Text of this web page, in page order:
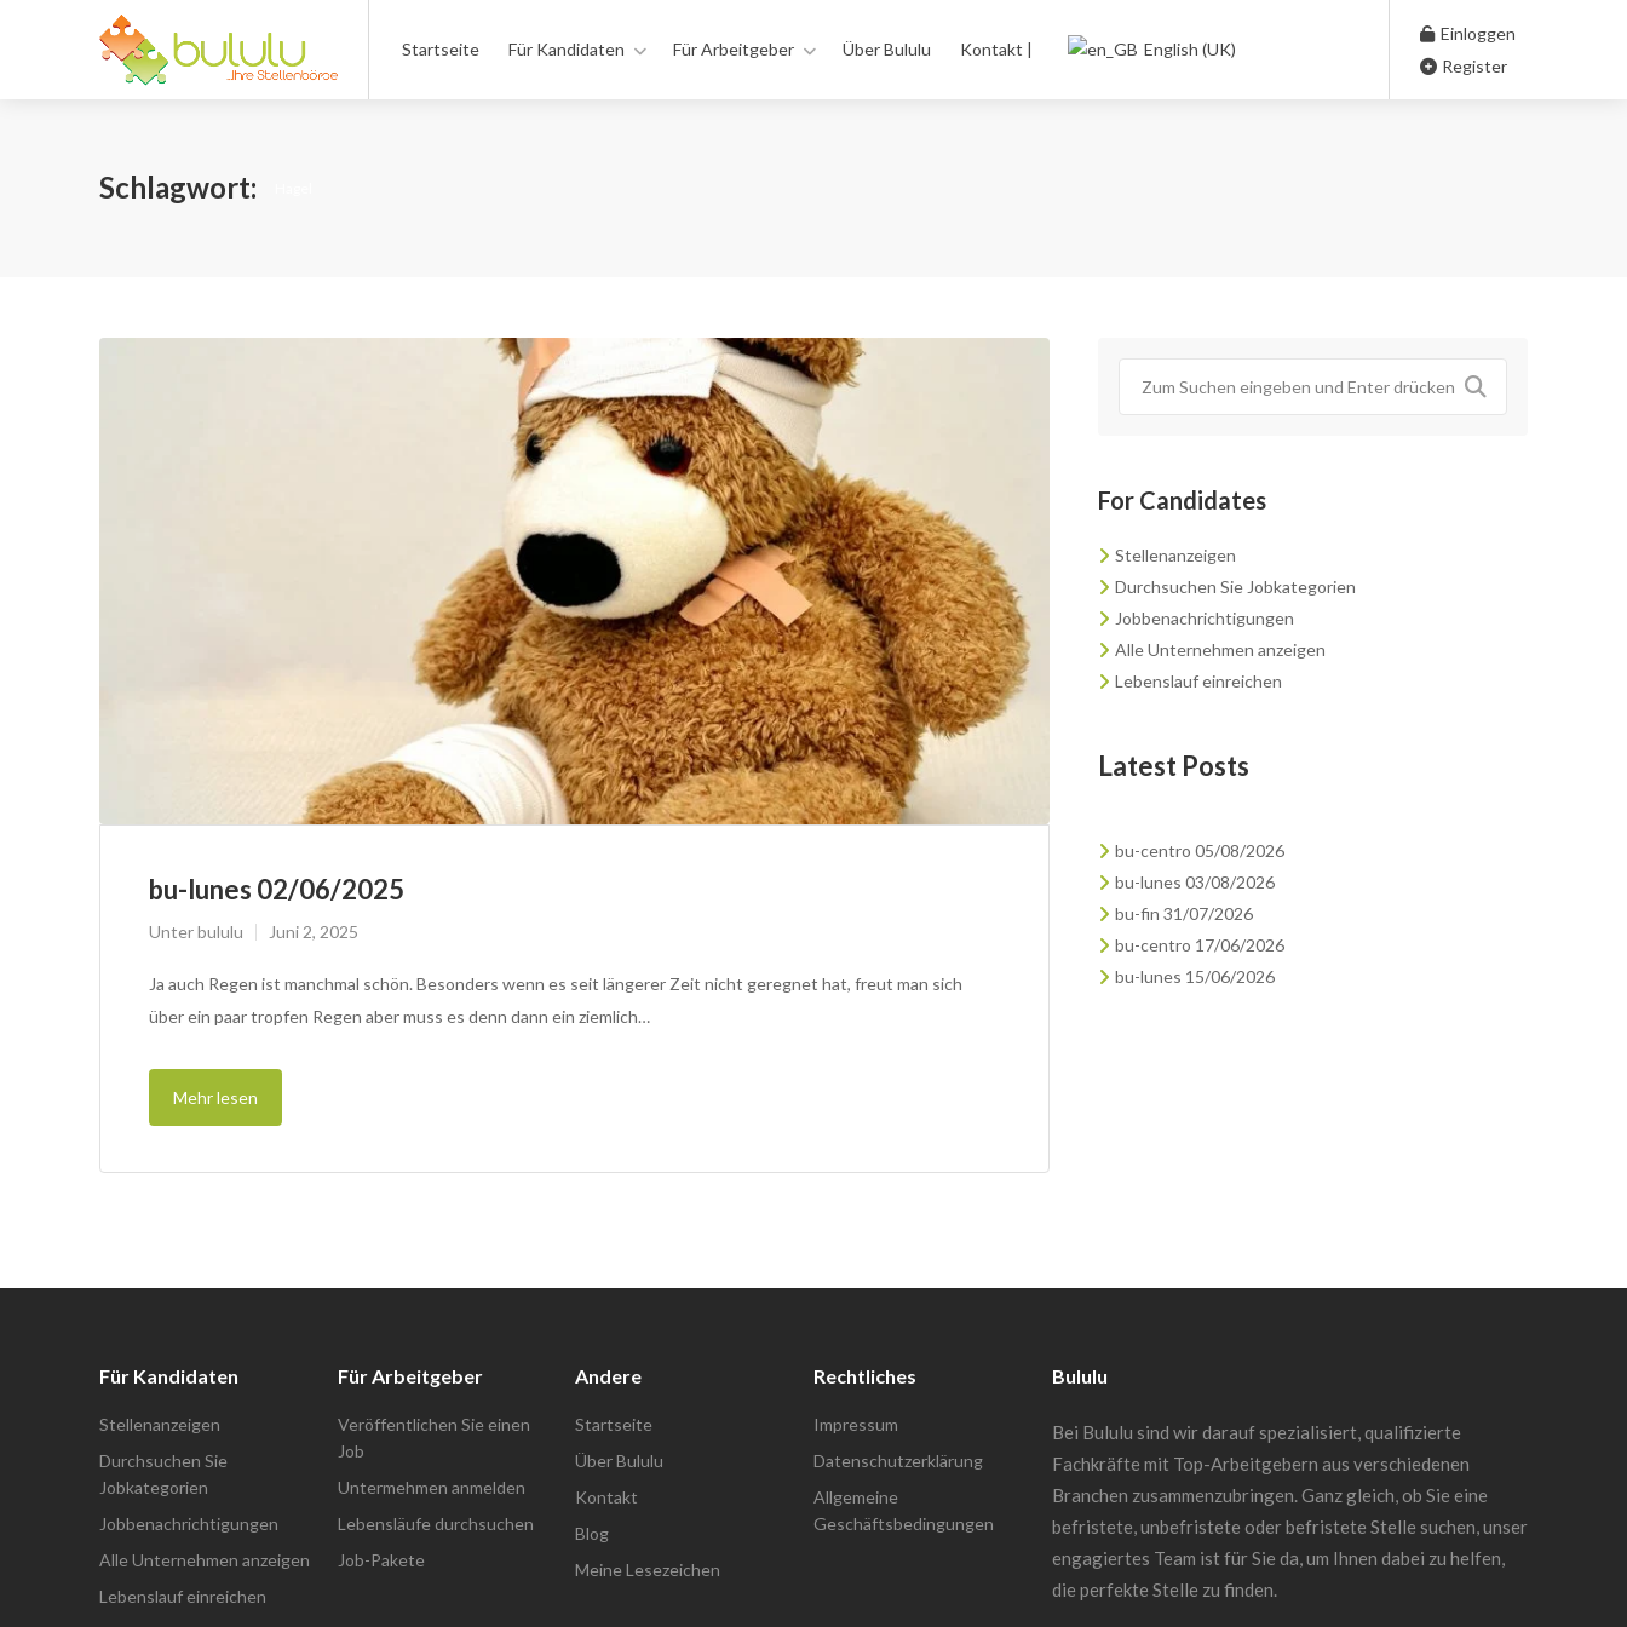
Startseite Für Kandidaten Für Arbeitgeber Über Bululu Kontakt | English (UK)
Einloggen
Register
Schlagwort:
bu-lunes 02/06/2025
Unterbululu Juni 2, 2025
Ja auch Regen ist manchmal schön. Besonders wenn es seit längerer Zeit nicht geregnet hat, freut man sich
über ein paar tropfen Regen aber muss es denn dann ein ziemlich…
Mehr lesen
For Candidates
Stellenanzeigen
Durchsuchen Sie Jobkategorien
Jobbenachrichtigungen
Alle Unternehmen anzeigen
Lebenslauf einreichen
Latest Posts
bu-centro 05/08/2026
bu-lunes 03/08/2026
bu-fin 31/07/2026
bu-centro 17/06/2026
bu-lunes 15/06/2026
Für Kandidaten
Stellenanzeigen
Durchsuchen Sie
Jobkategorien
Jobbenachrichtigungen
Alle Unternehmen anzeigen
Lebenslauf einreichen
Für Arbeitgeber
Veröffentlichen Sie einen
Job
Untermehmen anmelden
Lebensläufe durchsuchen
Job-Pakete
Andere
Startseite
Über Bululu
Kontakt
Blog
Meine Lesezeichen
Rechtliches
Impressum
Datenschutzerklärung
Allgemeine
Geschäftsbedingungen
Bululu
Bei Bululu sind wir darauf spezialisiert, qualifizierte
Fachkräfte mit Top-Arbeitgebern aus verschiedenen
Branchen zusammenzubringen. Ganz gleich, ob Sie eine
befristete, unbefristete oder befristete Stelle suchen, unser
engagiertes Team ist für Sie da, um Ihnen dabei zu helfen,
die perfekte Stelle zu finden.